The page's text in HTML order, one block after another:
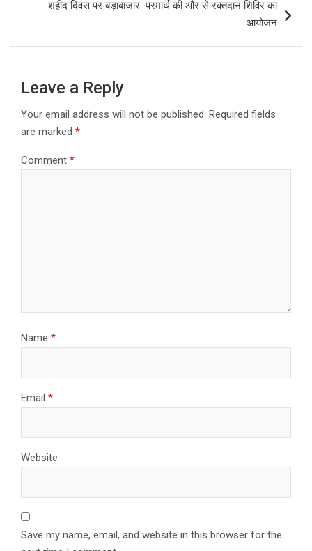
शहीद दिवस पर बड़ाबाजार परमार्थ की और से रक्तदान शिविर का
आयोजन
Leave a Reply
Your email address will not be published. Required fields
are marked *
Comment *
Name *
Email *
Website
Save my name, email, and website in this browser for the